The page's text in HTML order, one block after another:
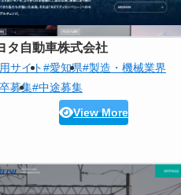
タ自動車株式会社
サイト#愛知県#製造・機械業界
募集#中途募集
View More